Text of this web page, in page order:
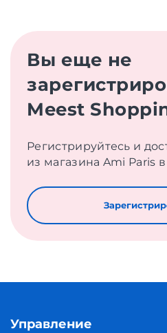
Вы еще не
Meest
Регистрируйтесь и
из магазина Ami Paris
Управление